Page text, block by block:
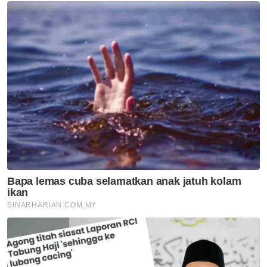
Utara
MBPP biayai pemeriksaan
bangunan warisan, elak insiden
runtuhan berulang